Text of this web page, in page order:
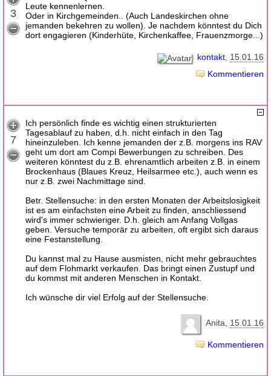
3
Leute kennenlernen.
Oder in Kirchgemeinden.. (Auch Landeskirchen ohne
jemanden bekehren zu wollen). Je nachdem könntest du Dich
dort engagieren (Kinderhüte, Kirchenkaffee, Frauenzmorge...)
kontakt 15.01.16
Kommentieren
7
Ich persönlich finde es wichtig einen strukturierten
Tagesablauf zu haben, d.h. nicht einfach in den Tag
hineinzuleben. Ich kenne jemanden der z.B. morgens ins RAV
geht um dort am Compi Bewerbungen zu schreiben. Des
weiteren könntest du z.B. ehrenamtlich arbeiten z.B. in einem
Brockenhaus (Blaues Kreuz, Heilsarmee etc.), auch wenn es
nur z.B. zwei Nachmittage sind.
Betr. Stellensuche: in den ersten Monaten der Arbeitslosigkeit
ist es am einfachsten eine Arbeit zu finden, anschliessend
wird's immer schwieriger. D.h. gleich am Anfang Vollgas
geben. Versuche temporär zu arbeiten, oft ergibt sich daraus
eine Festanstellung.
Du kannst mal zu Hause ausmisten, nicht mehr gebrauchtes
auf dem Flohmarkt verkaufen. Das bringt einen Zustupf und
du kommst mit anderen Menschen in Kontakt.
Ich wünsche dir viel Erfolg auf der Stellensuche.
Anita 15.01.16
Kommentieren